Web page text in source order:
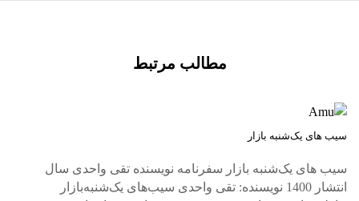
مطالب مرتبط
سیب های یک‌شنبه بازار
سیب های یک‌شنبه بازار سفرنامه نویسنده تقی واحدی سال
انتشار 1400 نویسنده: تقی واحدی سیب‌های یک‌شنبه‌بازار